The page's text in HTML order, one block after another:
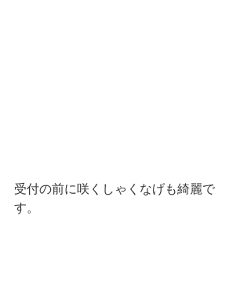
受付の前に咲くしゃくなげも綺麗で
す。